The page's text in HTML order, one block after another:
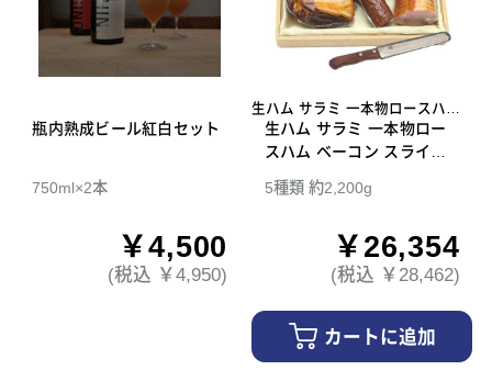
瓶内熟成ビール紅白セット
750ml×2本
￥4,500
(税込 ￥4,950)
生ハム サラミ 一本物ロースハム
ベーコン スライスナイフ
生ハム サラミ 一本物ロー
スハム ベーコン スライス
ト 15
5種類 約2,200g
￥26,354
(税込 ￥28,462)
カートに追加